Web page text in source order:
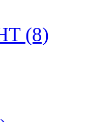
(8)